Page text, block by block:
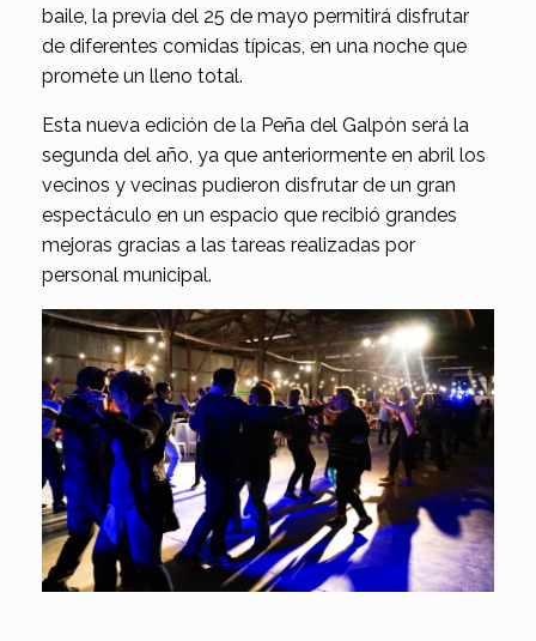
baile, la previa del 25 de mayo permitirá disfrutar
de diferentes comidas típicas, en una noche que
promete un lleno total.
Esta nueva edición de la Peña del Galpón será la
segunda del año, ya que anteriormente en abril los
vecinos y vecinas pudieron disfrutar de un gran
espectáculo en un espacio que recibió grandes
mejoras gracias a las tareas realizadas por
personal municipal.